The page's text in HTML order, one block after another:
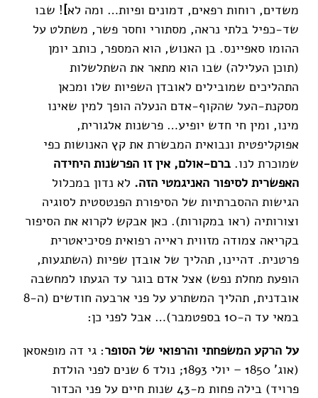
משדים, רוחות רפאים, דמונים ופיות… ומה לא]! שבו
שד-כפיל בלתי נראה, מסתורי וחסר פשר, משתלט על
ההומו סאפיינס. בן האנוש, הוא המספר, כותב יומן
(תוכן העלילה) שבו הוא מתאר את השתלשלות
התהליכים שמובילים לאובדן השפיות שלו ומכאן
מסקנת-העל שהקוף-אדם הנעלה הופך למין שאינו
מינו, ומין חי חדש יופיע… פרשנות אלגורית,
אפוקליפטית ונבואית המבשרת את קץ האנושות כפי
שמוכרת לנו. ברם-אולם, אין זו הפרשנות היחידה
האפשרית לסיפור האניגמטי הזה. לא נדון במכלול
הגישות ההסברתיות של הסיפורת הפנטסטית לסוגיה
וצורותיה (ראו במקורות). כאן אבקש לקרוא את הסיפור
בקריאה צמודה מזווית ראייה רפואית פסיכיאטרית
פרטנית. דהיינו, תהליך של אובדן שפיות (השתגעות,
הופעת מחלת נפש) אצל אדם בוגר עד הגעתו למחשבה
אובדנית, תהליך המשתרע על פני ארבעה חודשים (ה-8
במאי עד ה-10 בספטמבר)… אבל לפני כן:
על הרקע המשפחתי והרפואי של הסופר: גי דה מופאסאן
(אוג' 1850 – יולי 1893; נולד 6 שנים לפני הולדת
פרויד) בילה פחות מ-43 שנות חיים על פני הכדור